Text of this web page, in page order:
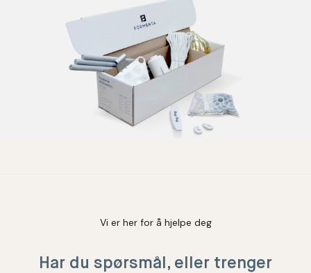
Vi er her for å hjelpe deg
Har du spørsmål, eller trenger